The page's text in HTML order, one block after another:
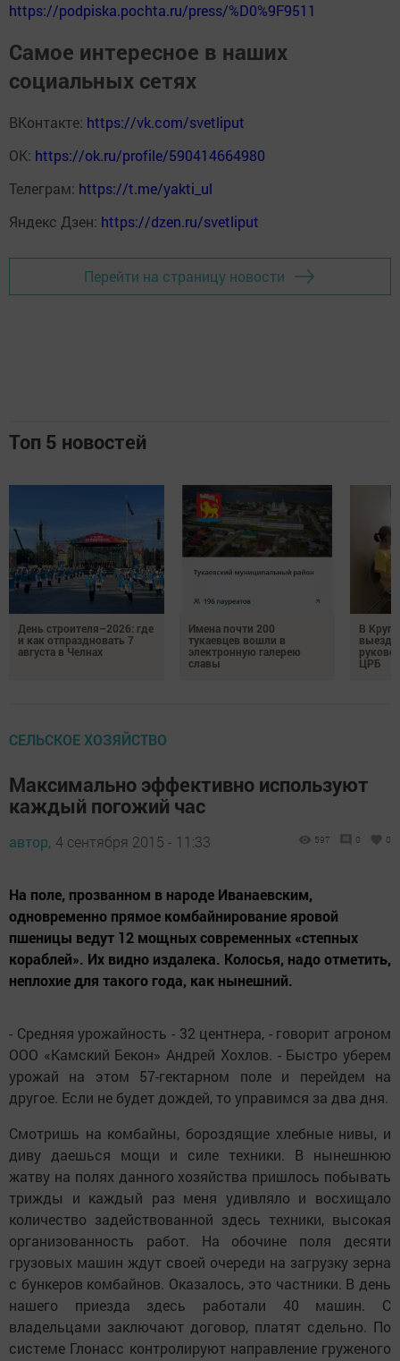
https://podpiska.pochta.ru/press/%D0%9F9511
Самое интересное в наших
социальных сетях
ВКонтакте: https://vk.com/svetliput
ОК: https://ok.ru/profile/590414664980
Телеграм: https://t.me/yakti_ul
Яндекс Дзен: https://dzen.ru/svetliput
Перейти на страницу новости
Топ 5 новостей
День строителя–2026: где
и как отпраздновать 7
августа в Челнах
Имена почти 200
тукаевцев вошли в
электронную галерею
славы
В
ЦРБ
СЕЛЬСКОЕ ХОЗЯЙСТВО
Максимально эффективно используют
каждый погожий час
автор, 4 сентября 2015 - 11:33 597 0 0
На поле, прозванном в народе Иванаевским,
одновременно прямое комбайнирование яровой
пшеницы ведут 12 мощных современных «степных
кораблей». Их видно издалека. Колосья, надо отметить,
неплохие для такого года, как нынешний.
- Средняя урожайность - 32 центнера, - говорит агроном
ООО «Камский Бекон» Андрей Хохлов. - Быстро уберем
урожай на этом 57-гектарном поле и перейдем на
другое. Если не будет дождей, то управимся за два дня.
Смотришь на комбайны, бороздящие хлебные нивы, и
диву даешься мощи и силе техники. В нынешнюю
жатву на полях данного хозяйства пришлось побывать
трижды и каждый раз меня удивляло и восхищало
количество задействованной здесь техники, высокая
организованность работ. На обочине поля десяти
грузовых машин ждут своей очереди на загрузку зерна
с бункеров комбайнов. Оказалось, это частники. В день
нашего приезда здесь работали 40 машин. С
владельцами заключают договор, платят сдельно. По
системе Глонасс контролируют направление груженого